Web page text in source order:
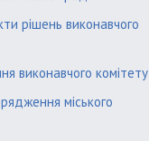
рішень виконавчого
виконавчого комітету
міського